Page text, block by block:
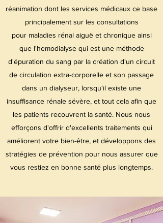
réanimation dont les services médicaux ce base
principalement sur les consultations
pour maladies rénal aiguë et chronique ainsi
que l'hemodialyse qui est une méthode
d'épuration du sang par la création d'un circuit
de circulation extra-corporelle et son passage
dans un dialyseur, lorsqu'il existe une
insuffisance rénale sévère, et tout cela afin que
les patients recouvrent la santé. Nous nous
efforçons d'offrir d'excellents traitements qui
améliorent votre bien-être, et développons des
stratégies de prévention pour nous assurer que
vous restiez en bonne santé plus longtemps.